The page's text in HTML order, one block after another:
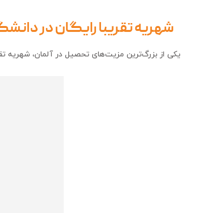
شهریه تقریبا رایگان در
یکی از بزرگ‌ترین مزیت‌های تحصیل در آلمان، شهریه